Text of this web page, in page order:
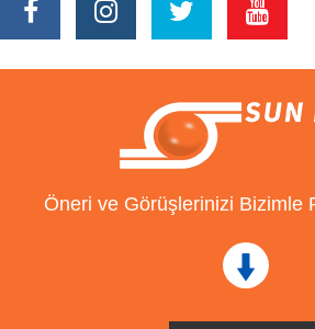
Öneri ve Görüşlerinizi Bizimle